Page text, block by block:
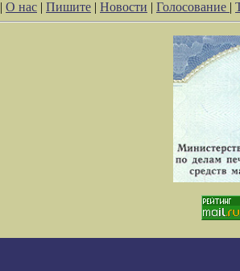
| О нас | Пишите | Новости | Голосование |